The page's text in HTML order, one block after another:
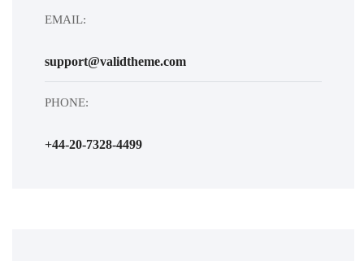
EMAIL:
support@validtheme.com
PHONE:
+44-20-7328-4499